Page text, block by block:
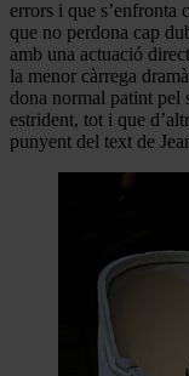
errors i que s’enfronta
que no perdona cap
amb una actuació
la menor càrrega
dona normal patint pel
estrident, tot i que
punyent del text de